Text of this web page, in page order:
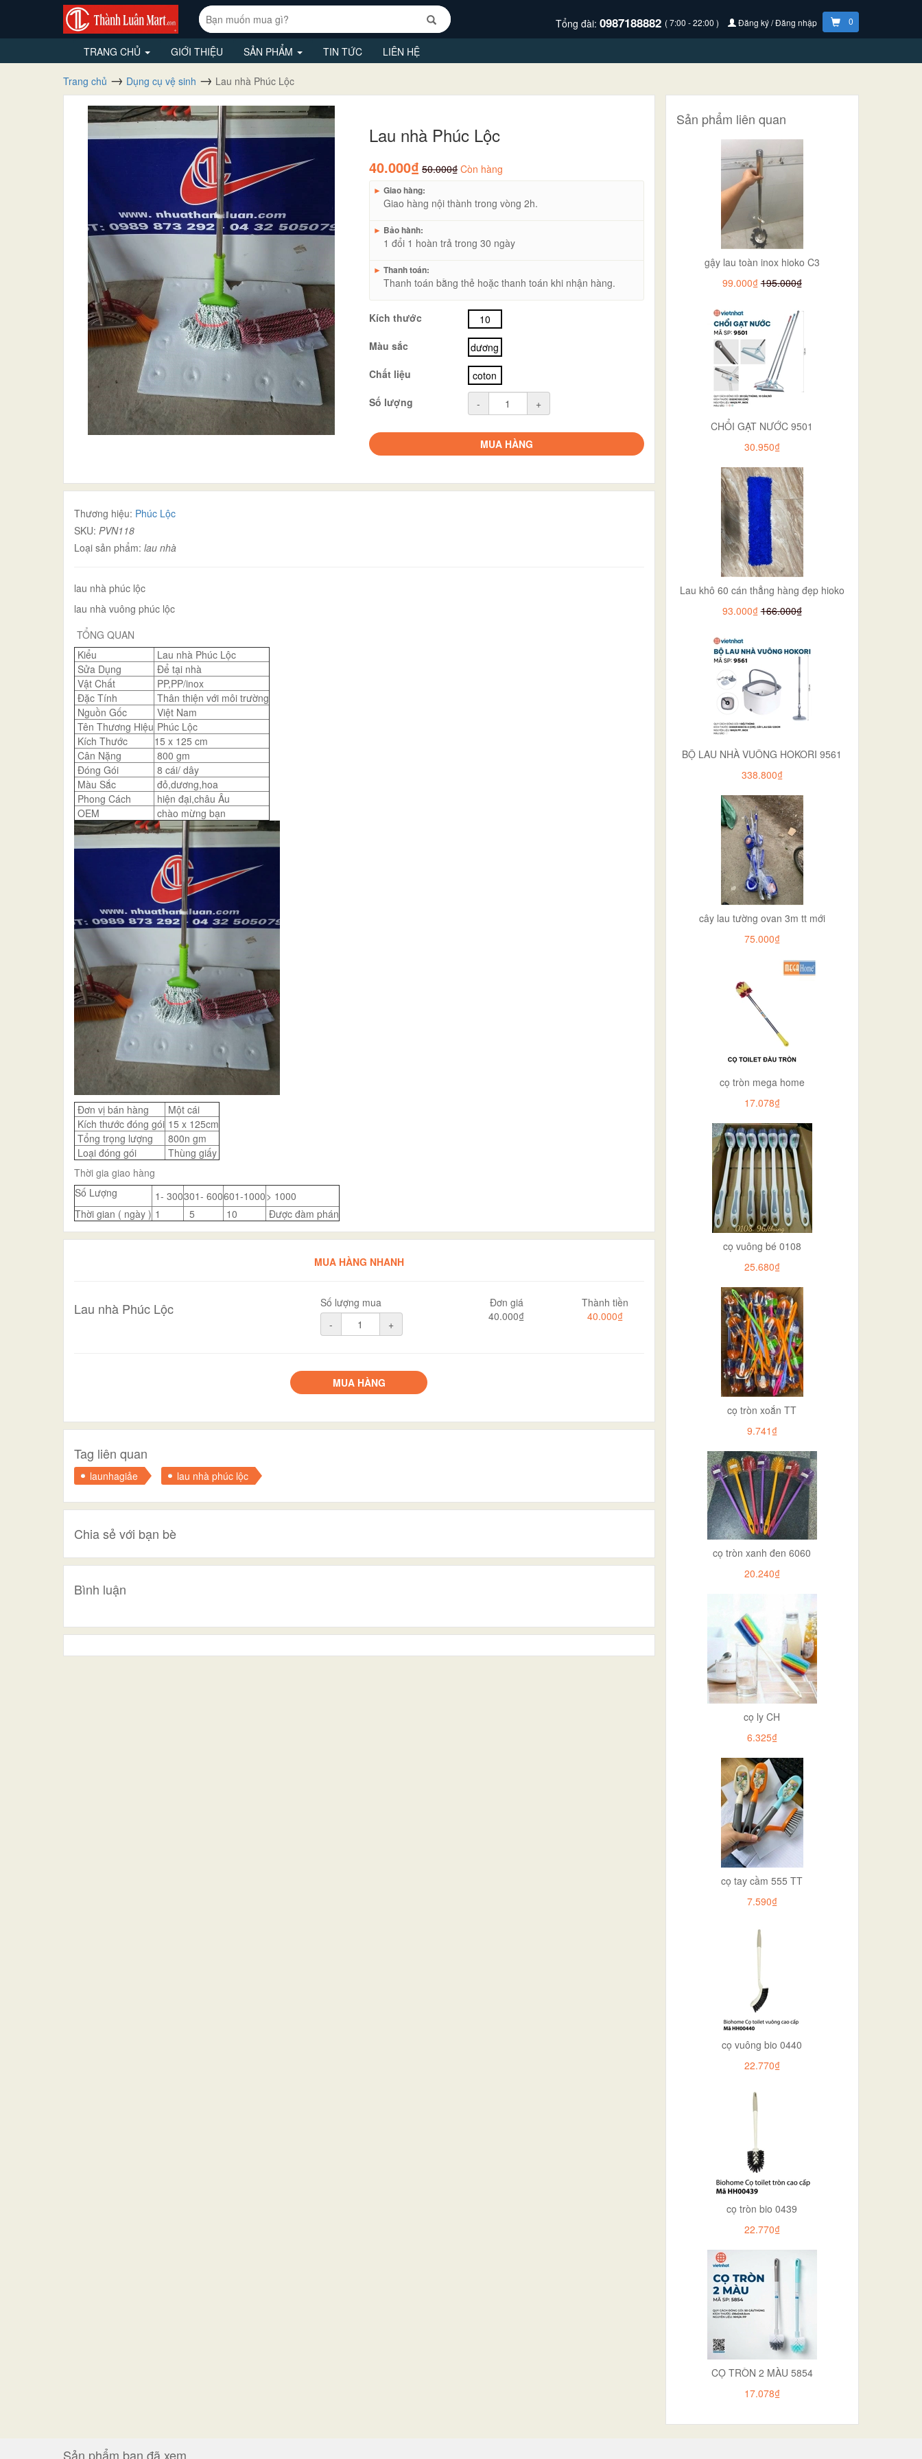
Tổng đài: 0987188882 ( 7:00 - 22:00 ) Đăng ký / Đăng nhập 0
TRANG CHỦ GIỚI THIỆU SẢN PHẨM TIN TỨC LIÊN HỆ
Trang chủ Dụng cụ vệ sinh Lau nhà Phúc Lộc
Lau nhà Phúc Lộc
40.000₫ 50.000₫ Còn hàng
► Giao hàng:
Giao hàng nội thành trong vòng 2h.
► Bảo hành:
1 đổi 1 hoàn trả trong 30 ngày
► Thanh toán:
Thanh toán bằng thẻ hoặc thanh toán khi nhận hàng.
Kích thước
10
Màu sắc
dương
Chất liệu
coton
Số lượng
- +
MUA HÀNG
Thương hiệu: Phúc Lộc
SKU: PVN118
Loại sản phẩm: lau nhà
lau nhà phúc lộc
lau nhà vuông phúc lộc
TỔNG QUAN
Kiểu
Lau nhà Phúc Lộc
Sửa Dụng
Để tại nhà
Vật Chất
PP,PP/inox
Đặc Tính
Thân thiện với môi trường
Nguồn Gốc
Việt Nam
Tên Thương Hiệu Phúc Lộc
Kích Thước
15 x 125 cm
Cân Nặng
800 gm
Đóng Gói
8 cái/ dây
Màu Sắc
đỏ,dương,hoa
Phong Cách
hiện đại,châu Âu
OEM
chào mừng bạn
Đơn vị bán hàng
Một cái
Kích thước đóng gói 15 x 125cm
Tổng trọng lượng
800n gm
Loại đóng gói
Thùng giấy
Thời gia giao hàng
Số Lượng
1- 300301- 600601-1000> 1000
Thời gian ( ngày ) 1 5 10 Được đàm phán
MUA HÀNG NHANH
Lau nhà Phúc Lộc
Số lượng mua
-
+
Đơn giá
40.000₫
Thành tiền
40.000₫
MUA HÀNG
Tag liên quan
launhagiảe lau nhà phúc lộc
Chia sẻ với bạn bè
Bình luận
Sản phẩm liên quan
gậy lau toàn inox hioko C3
99.000₫ 195.000₫
CHỔI GẠT NƯỚC 9501
30.950₫
Lau khô 60 cán thẳng hàng đẹp hioko
93.000₫ 166.000₫
BỘ LAU NHÀ VUÔNG HOKORI 9561
338.800₫
cây lau tường ovan 3m tt mới
75.000₫
cọ tròn mega home
17.078₫
cọ vuông bé 0108
25.680₫
cọ tròn xoắn TT
9.741₫
cọ tròn xanh đen 6060
20.240₫
cọ ly CH
6.325₫
cọ tay cầm 555 TT
7.590₫
cọ vuông bio 0440
22.770₫
cọ tròn bio 0439
22.770₫
CỌ TRÒN 2 MÀU 5854
17.078₫
Sản phẩm bạn đã xem